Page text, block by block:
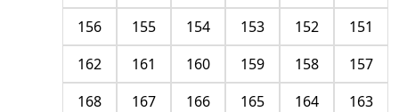
151
152
153
154
155
156
157
158
159
160
161
162
163
164
165
166
167
168